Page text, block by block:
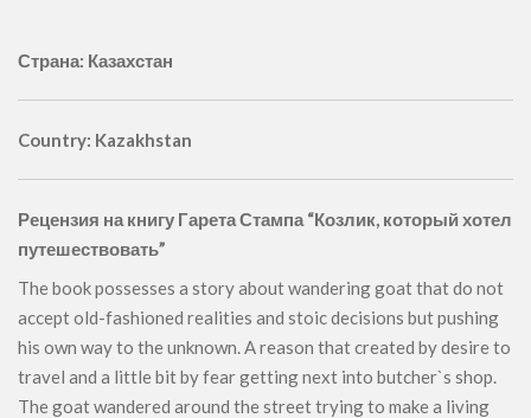
Страна: Казахстан
Country: Kazakhstan
Рецензия на книгу Гарета Стампа “Козлик, который хотел
путешествовать”
The book possesses a story about wandering goat that do not
accept old-fashioned realities and stoic decisions but pushing
his own way to the unknown. A reason that created by desire to
travel and a little bit by fear getting next into butcher`s shop.
The goat wandered around the street trying to make a living